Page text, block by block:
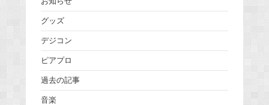
グッズ
デジコン
ピアプロ
過去の記事
音楽